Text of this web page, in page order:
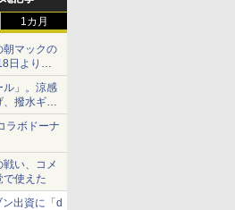
1カ月
朝マックの
日より
ル」。涼感
、撥水ギア
ラボドーナ
戦い、コメ
使えた
出資に「d